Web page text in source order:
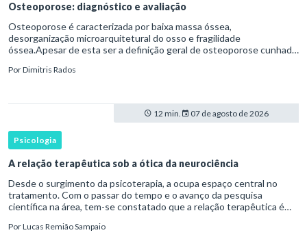
Osteoporose: diagnóstico e avaliação
Osteoporose é caracterizada por baixa massa óssea,
desorganização microarquitetural do osso e fragilidade
óssea.Apesar de esta ser a definição geral de osteoporose cunhada
patofisiológico, e não c
PorDimitris Rados
12 min. 07 de agosto de 2026
Psicologia
A relação terapêutica sob a ótica da neurociência
Desde o surgimento da psicoterapia, a ocupa espaço central no
tratamento. Com o passar do tempo e o avanço da pesquisa
científica na área, tem-se constatado que a relação terapêutica é
PorLucas Remião Sampaio